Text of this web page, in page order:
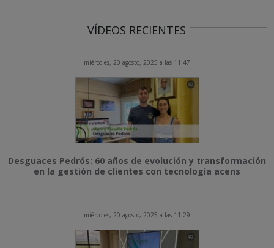
VÍDEOS RECIENTES
miércoles, 20 agosto, 2025 a las 11:47
Desguaces Pedrós: 60 años de evolución y transformación
en la gestión de clientes con tecnología acens
miércoles, 20 agosto, 2025 a las 11:29